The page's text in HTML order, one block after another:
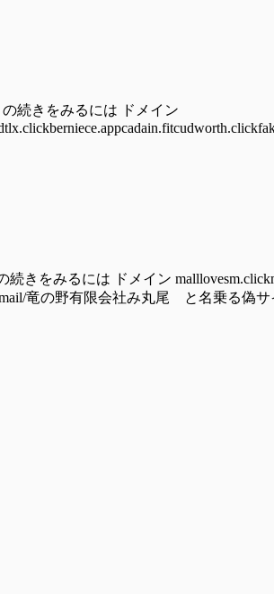
続きをみるには ドメイン
をみるには ドメイン
竜の野有限会社み丸尾 と名乗る偽サ